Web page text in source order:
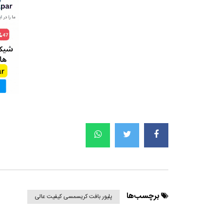
برچسب‌ها پلیور بافت کریسمسی کیفیت عالی